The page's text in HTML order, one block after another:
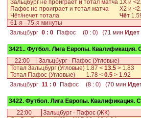
Зальцбург не проиграет и тотал матча 1X и
Пафос не проиграет и тотал матча
X2 и
Чёт/нечет тотала
Чёт
61-я - 75-я минуты
Зальцбург 0 : 0 Пафос (0 : 0) (71 мин Идет
3421.. Футбол. Лига Европы. Квалификация.
22:00
Зальцбург - Пафос (Угловые)
Тотал Зальцбург (Угловые) 1.87 < 13.5 > 1.83
Тотал Пафос (Угловые)
1.78 < 0.5 > 1.92
Зальцбург 11 : 0 Пафос (8 : 0) (70 мин
3422. Футбол. Лига Европы. Квалификация.
22:00
Зальцбург - Пафос (ЖК)